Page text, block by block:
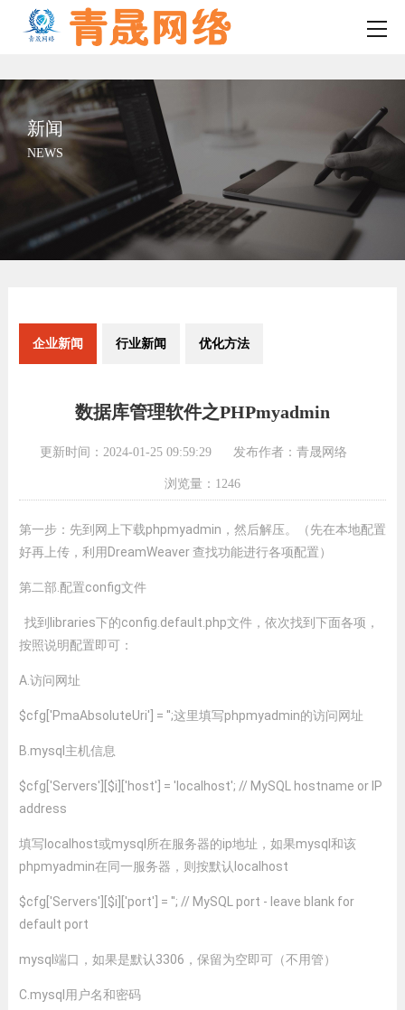
新闻
NEWS
企业新闻 行业新闻 优化方法
数据库管理软件之PHPmyadmin
更新时间：2024-01-25 09:59:29 发布作者：青晟网络
浏览量：1246
第一步：先到网上下载phpmyadmin，然后解压。（先在本地配置
好再上传，利用DreamWeaver 查找功能进行各项配置）
第二部.配置config文件
找到libraries下的config.default.php文件，依次找到下面各项，
按照说明配置即可：
A.访问网址
$cfg['PmaAbsoluteUri'] = '';这里填写phpmyadmin的访问网址
B.mysql主机信息
$cfg['Servers'][$i]['host'] = 'localhost'; // MySQL hostname or IP
address
填写localhost或mysql所在服务器的ip地址，如果mysql和该
phpmyadmin在同一服务器，则按默认localhost
$cfg['Servers'][$i]['port'] = ''; // MySQL port - leave blank for
default port
mysql端口，如果是默认3306，保留为空即可（不用管）
C.mysql用户名和密码